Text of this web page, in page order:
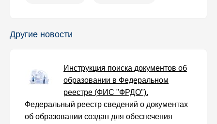
Другие новости
Инструкция поиска документов об
образовании в Федеральном
реестре (ФИС "ФРДО").
Федеральный реестр сведений о документах
об образовании создан для обеспечения